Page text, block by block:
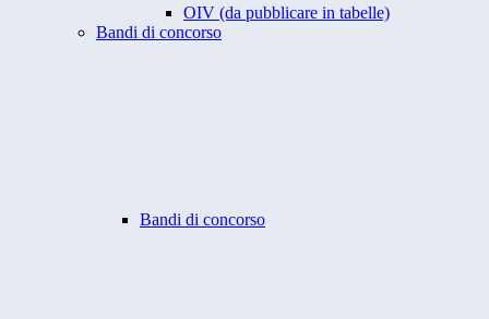
OIV (da pubblicare in tabelle)
Bandi di concorso
Bandi di concorso